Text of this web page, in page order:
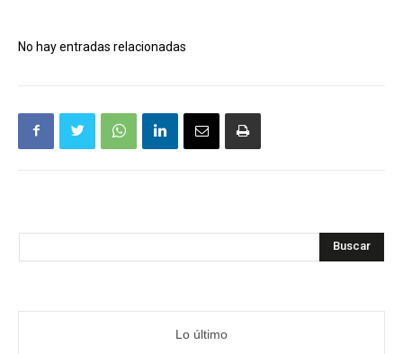
No hay entradas relacionadas
Buscar
Lo último